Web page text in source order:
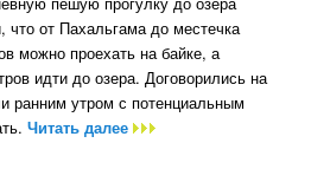
что от Пахальгама до местечка
можно проехать на байке, а
идти до озера. Договорились на
ранним утром с потенциальным
Читать далее